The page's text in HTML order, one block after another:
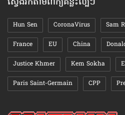
Hun Sen CoronaVirus Sam
France EU China
Justice Khmer Kem Sokha
Paris Saint-Germain CPP